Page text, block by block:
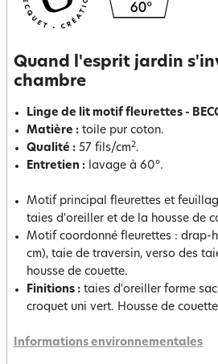
Quand l'esprit jardin
chambre
Linge de lit motif fleurettes -
Matière : toile pur coton.
Qualité : 57 fils/cm2.
Entretien : lavage à 60°.
Motif principal fleurettes et
taies d'oreiller et de la housse de
Motif coordonné fleurettes : drap-
cm), taie de traversin, verso des
housse de couette.
Finitions : taies d'oreiller forme
croquet uni vert. Housse de
Informations environnementales